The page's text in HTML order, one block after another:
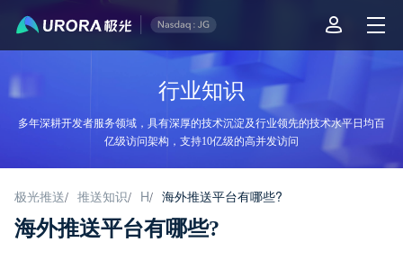
行业知识
多年深耕开发者服务领域，具有深厚的技术沉淀及行业领先的技术水平日均百
亿级访问架构，支持10亿级的高并发访问
极光推送/ 推送知识/ H/ 海外推送平台有哪些?
海外推送平台有哪些?